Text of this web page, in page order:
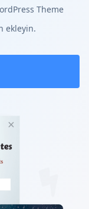
Theme
ekleyin.